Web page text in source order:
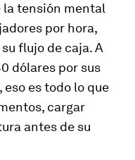
tensión mental
por hora,
flujo de caja. A
dólares por sus
es todo lo que
cargar
antes de su